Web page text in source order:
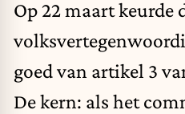
Op 22 maart keurde
goed van artikel 3
De kern: als het